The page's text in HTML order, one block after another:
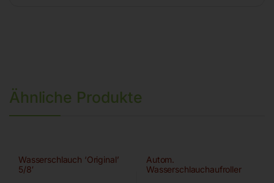
Ähnliche Produkte
Wasserschlauch ‘Original’
5/8′
Autom.
Wasserschlauchaufroller